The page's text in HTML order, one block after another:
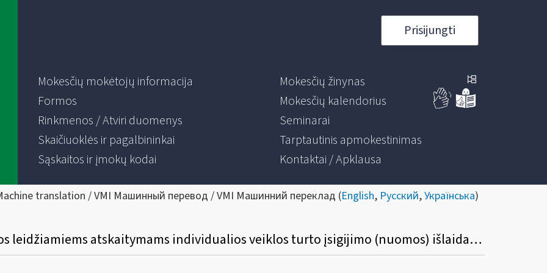
Prisijungti
Mokesčių mokėtojų informacija
Formos
Rinkmenos / Atviri duomenys
Skaičiuoklės ir pagalbininkai
Sąskaitos ir įmokų kodai
Mokesčių žinynas
Mokesčių kalendorius
Seminarai
Tarptautinis apmokestinimas
Kontaktai / Apklausa
translation / VMI Машинный перевод / VMI Машинний переклад (English, Русский,Українська)
Ar galima priskirti individualios veiklos leidžiamiems atskaitymams individualios veiklos turto įsigijimo (nuomos) išlaidas bei su jo eksploatacija susijusias išlaidas, jei turtas formoje FR0457 buvo deklaruotas vėliau, nei faktiškai buvo pradėtas naudoti veikloje?